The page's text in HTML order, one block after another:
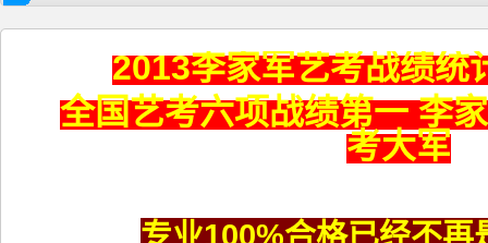
安徽李家军艺考训练营2019结业考 2020届安徽李家军艺考训练营
2013李家军艺考战绩统
全国艺考六项战绩第一 李
考大军
专业100%合格已经不再